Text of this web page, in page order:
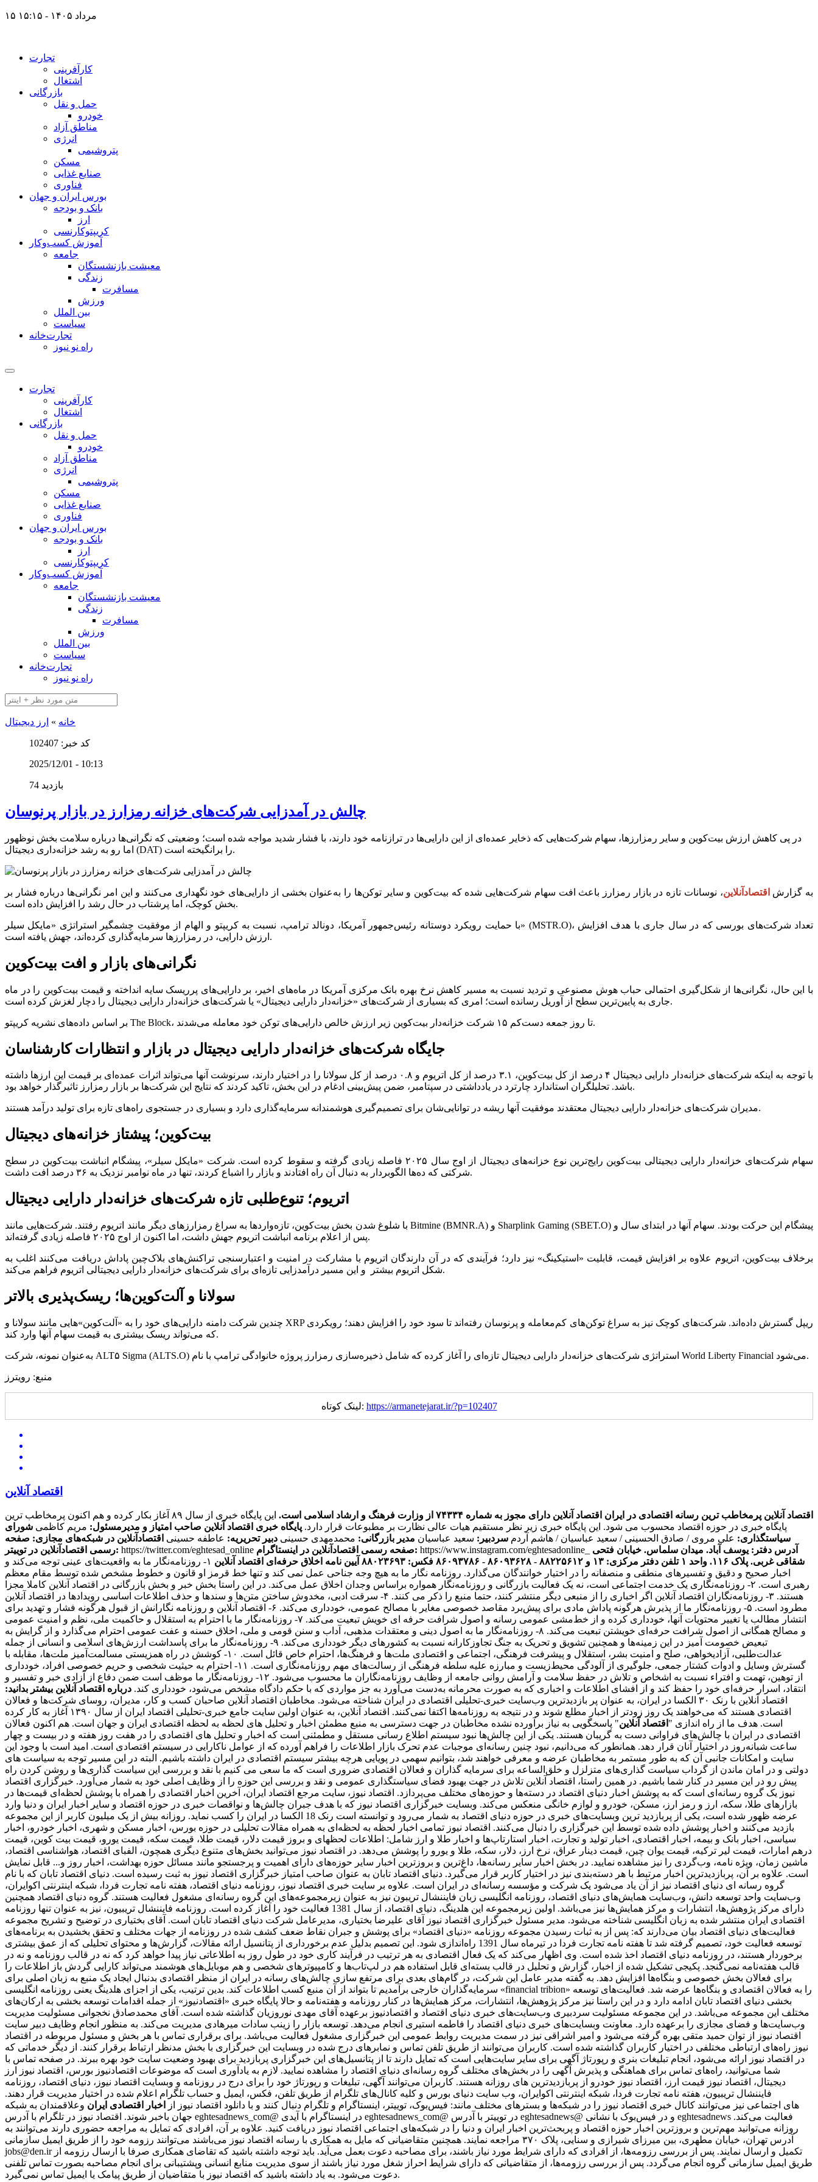
۱۵ مرداد ۱۴۰۵ - ۱۵:۱۵
تجارت
کارآفرینی
اشتغال
بازرگانی
حمل و نقل
خودرو
مناطق آزاد
انرژی
پتروشیمی
مسکن
صنایع غذایی
فناوری
بورس ایران و جهان
بانک و بودجه
ارز
کریپتوکارنسی
آموزش کسب‌وکار
جامعه
معیشت بازنشستگان
زندگی
مسافرت
ورزش
بین الملل
سیاست
تجارت‌خانه
راه نو نیوز
تجارت
کارآفرینی
اشتغال
بازرگانی
حمل و نقل
خودرو
مناطق آزاد
انرژی
پتروشیمی
مسکن
صنایع غذایی
فناوری
بورس ایران و جهان
بانک و بودجه
ارز
کریپتوکارنسی
آموزش کسب‌وکار
جامعه
معیشت بازنشستگان
زندگی
مسافرت
ورزش
بین الملل
سیاست
تجارت‌خانه
راه نو نیوز
خانه » ارز دیجیتال
کد خبر: 102407
2025/12/01 - 10:13
74 بازدید
چالش در آمدزایی شرکت‌های خزانه رمزارز در بازار پرنوسان
در پی کاهش ارزش بیت‌کوین و سایر رمزارزها، سهام شرکت‌هایی که ذخایر عمده‌ای از این دارایی‌ها در ترازنامه خود دارند، با فشار شدید مواجه شده است؛ وضعیتی که نگرانی‌ها درباره سلامت بخش نوظهور
اما رو به رشد خزانه‌داری دیجیتال (DAT) را برانگیخته است.
به گزارش اقتصادآنلاین، نوسانات تازه در بازار رمزارز باعث افت سهام شرکت‌هایی شده که بیت‌کوین و سایر توکن‌ها را به‌عنوان بخشی از دارایی‌های خود نگهداری می‌کنند و این امر نگرانی‌ها درباره فشار بر
بخش کوچک، اما پرشتاب در حال رشد را افزایش داده است.
با حمایت رویکرد دوستانه رئیس‌جمهور آمریکا، دونالد ترامپ، نسبت به کریپتو و الهام از موفقیت چشمگیر استراتژی «مایکل سیلر» (MSTR.O)، تعداد شرکت‌های بورسی که در سال جاری با هدف افزایش
ارزش دارایی، در رمزارز‌ها سرمایه‌گذاری کرده‌اند، جهش یافته است.
نگرانی‌های بازار و افت بیت‌کوین
با این حال، نگرانی‌ها از شکل‌گیری احتمالی حباب هوش مصنوعی و تردید نسبت به مسیر کاهش نرخ بهره بانک مرکزی آمریکا در ماه‌های اخیر، بر دارایی‌های پرریسک سایه انداخته و قیمت بیت‌کوین را در ماه
جاری به پایین‌ترین سطح از آوریل رسانده است؛ امری که بسیاری از شرکت‌های «خزانه‌دار دارایی دیجیتال» یا شرکت‌های خزانه‌دار دارایی دیجیتال را دچار لغزش کرده است.
بر اساس داده‌های نشریه کریپتو The Block، تا روز جمعه دست‌کم ۱۵ شرکت خزانه‌دار بیت‌کوین زیر ارزش خالص دارایی‌های توکن خود معامله می‌شدند.
جایگاه شرکت‌های خزانه‌دار دارایی دیجیتال در بازار و انتظارات کارشناسان
با توجه به اینکه شرکت‌های خزانه‌دار دارایی دیجیتال ۴ درصد از کل بیت‌کوین، ۳.۱ درصد از کل اتریوم و ۰.۸ درصد از کل سولانا را در اختیار دارند، سرنوشت آنها می‌تواند اثرات عمده‌ای بر قیمت این ارز‌ها داشته
باشد. تحلیلگران استاندارد چارترد در یادداشتی در سپتامبر، ضمن پیش‌بینی ادغام در این بخش، تاکید کردند که نتایج این شرکت‌ها بر بازار رمزارز تاثیرگذار خواهد بود.
مدیران شرکت‌های خزانه‌دار دارایی دیجیتال معتقدند موفقیت آنها ریشه در توانایی‌شان برای تصمیم‌گیری هوشمندانه سرمایه‌گذاری دارد و بسیاری در جستجوی راه‌های تازه برای تولید درآمد هستند.
بیت‌کوین؛ پیشتاز خزانه‌های دیجیتال
سهام شرکت‌های خزانه‌دار دارایی دیجیتالی بیت‌کوین رایج‌ترین نوع خزانه‌های دیجیتال از اوج سال ۲۰۲۵ فاصله زیادی گرفته و سقوط کرده است. شرکت «مایکل سیلر»، پیشگام انباشت بیت‌کوین در سطح
شرکتی که ده‌ها الگوبردار به دنبال آن راه افتادند و بازار را اشباع کردند، تنها در ماه نوامبر نزدیک به ۳۶ درصد افت داشت.
اتریوم؛ تنوع‌طلبی تازه شرکت‌های خزانه‌دار دارایی دیجیتال
با شلوغ شدن بخش بیت‌کوین، تازه‌وارد‌ها به سراغ رمزارز‌های دیگر مانند اتریوم رفتند. شرکت‌هایی مانند Bitmine (BMNR.A) و Sharplink Gaming (SBET.O) پیشگام این حرکت بودند. سهام آنها در ابتدای سال و
پس از اعلام برنامه انباشت اتریوم جهش داشت، اما اکنون از اوج ۲۰۲۵ فاصله زیادی گرفته‌اند.
برخلاف بیت‌کوین، اتریوم علاوه بر افزایش قیمت، قابلیت «استیکینگ» نیز دارد؛ فرآیندی که در آن دارندگان اتریوم با مشارکت در امنیت و اعتبارسنجی تراکنش‌های بلاک‌چین پاداش دریافت می‌کنند اغلب به
شکل اتریوم بیشتر و این مسیر درآمدزایی تازه‌ای برای شرکت‌های خزانه‌دار دارایی دیجیتالی اتریوم فراهم می‌کند.
سولانا و آلت‌کوین‌ها؛ ریسک‌پذیری بالاتر
چندین شرکت دامنه دارایی‌های خود را به «آلت‌کوین»‌هایی مانند سولانا و XRP ریپل گسترش داده‌اند. شرکت‌های کوچک نیز به سراغ توکن‌های کم‌معامله و پرنوسان رفته‌اند تا سود خود را افزایش دهند؛ رویکردی
که می‌تواند ریسک بیشتری به قیمت سهام آنها وارد کند.
به‌عنوان نمونه، شرکت ALT۵ Sigma (ALTS.O) استراتژی شرکت‌های خزانه‌دار دارایی دیجیتال تازه‌ای را آغاز کرده که شامل ذخیره‌سازی رمزارز پروژه خانوادگی ترامپ با نام World Liberty Financial می‌شود.
منبع: رویترز
لینک کوتاه: https://armanetejarat.ir/?p=102407
اقتصاد آنلاین
اقتصاد آنلاین پرمخاطب ترین رسانه اقتصادی در ایران اقتصاد آنلاین دارای مجوز به شماره ۷۴۳۳۴ از وزارت فرهنگ و ارشاد اسلامی است.
این پایگاه خبری از سال ۸۹ آغاز بکار کرده و هم اکنون پرمخاطب ترین
پایگاه خبری در حوزه اقتصاد محسوب می شود. این پایگاه خبری زیر نظر مستقیم هیات عالی نظارت بر مطبوعات قرار دارد. پایگاه خبری اقتصاد آنلاین صاحب امتیاز و مدیرمسئول: مریم کاظمی شورای
سیاستگذاری: علی مروی / صادق الحسینی / سعید عباسیان / هاشم آردم سردبیر: سعید عباسیان مدیر بازرگانی: محمدمهدی حسینی دبیر تحریریه: عاطفه حسینی اقتصادآنلاین در شبکه‌های مجازی: صفحه
رسمی اقتصادآنلاین در توییتر: https://twitter.com/eghtesad_online صفحه رسمی اقتصادآنلاین در اینستاگرام: https://www.instagram.com/eghtesadonline_ آدرس دفتر: یوسف آباد. میدان سلماس. خیابان فتحی
شقاقی غربی. پلاک ۱۱۶. واحد ۱
تلفن دفتر مرکزی: ۱۳ و ۸۸۲۲۵۶۱۲ - ۸۶۰۹۳۶۲۸ - ۸۶۰۹۳۷۸۶ فکس: ۸۸۰۲۳۶۹۳ آیین نامه اخلاق حرفه‌ای اقتصاد آنلاین
۱- روزنامه‌نگار ما به واقعیت‌های عینی توجه می‌کند و
اخبار صحیح و دقیق و تفسیرهای منطقی و منصفانه را در اختیار خوانندگان می‌گذارد. روزنامه نگار ما به هیچ وجه جناحی عمل نمی کند و تنها خط قرمز او قانون و خطوط مشخص شده توسط مقام معظم
رهبری است. ۲- روزنامه‌نگاری یک خدمت اجتماعی است، نه یک فعالیت بازرگانی و روزنامه‌نگار همواره براساس وجدان اخلاق عمل می‌کند. در این راستا بخش خبر و بخش بازرگانی در اقتصاد آنلاین کاملا مجزا
هستند. ۳- روزنامه‌نگاران اقتصاد آنلاین اگر اخباری را از منبعی دیگر منتشر کنند، حتما منبع را ذکر می کنند. ۴- سرقت ادبی، مخدوش ساختن متن‌ها و سندها و حذف اطلاعات اساسی رویدادها در اقتصاد آنلاین
مطرود است. ۵- روزنامه‌نگار ما از پذیرش هرگونه پاداش مادی برای پیش‌برد مقاصد خصوصی مغایر با مصالح عمومی، خودداری می‌کند. ۶- اقتصاد آنلاین و روزنامه نگارانش از قبول هرگونه فشار و تهدید برای
انتشار مطالب یا تغییر محتویات آنها، خودداری کرده و از خط‌مشی عمومی رسانه و اصول شرافت حرفه ای خویش تبعیت می‌کند. ۷- روزنامه‌نگار ما با احترام به استقلال و حاکمیت ملی، نظم و امنیت عمومی
و مصالح همگانی از اصول شرافت حرفه‌ای خویشتن تبعیت می‌کند. ۸- روزنامه‌نگار ما به اصول دینی و معتقدات مذهبی، آداب و سنن قومی و ملی، اخلاق حسنه و عفت عمومی احترام می‌گذارد و از گرایش به
تبعیض خصومت آمیز در این زمینه‌ها و همچنین تشویق و تحریک به جنگ تجاوزکارانه نسبت به کشورهای دیگر خودداری می‌کند. ۹- روزنامه‌نگار ما برای پاسداشت ارزش‌های اسلامی و انسانی از جمله
عدالت‌طلبی، آزادیخواهی، صلح و امنیت بشر، استقلال و پیشرفت فرهنگی، اجتماعی و اقتصادی ملت‌ها و فرهنگ‌ها، احترام خاص قائل است. ۱۰- کوشش در راه همزیستی مسالمت‌آمیز ملت‌ها، مقابله با
گسترش وسایل و ادوات کشتار جمعی، جلوگیری از آلودگی محیط‌زیست و مبارزه علیه سلطه فرهنگی از رسالت‌های مهم روزنامه‌نگاری است. ۱۱- احترام به حیثیت شخصی و حریم خصوصی افراد، خودداری
از توهین، تهمت و افتراء نسبت به اشخاص و تلاش در حفظ سلامت و آرامش روانی جامعه از وظایف روزنامه‌نگاران ما محسوب می‌شود. ۱۲- روزنامه‌نگار ما موظف است ضمن دفاع از آزادی خبر و تفسیر و
انتقاد، اسرار حرفه‌ای خود را حفظ کند و از افشای اطلاعات و اخباری که به صورت محرمانه به‌دست می‌آورد به جز مواردی که با حکم دادگاه مشخص می‌شود، خودداری کند. درباره اقتصاد آنلاین بیشتر بدانید:
اقتصاد آنلاین با رنک ۳۰ الکسا در ایران، به عنوان پر بازدیدترین وب‌سایت خبری-تحلیلی اقتصادی در ایران شناخته می‌شود. مخاطبان اقتصاد آنلاین صاحبان کسب و کار، مدیران، روسای شرکت‌ها و فعالان
اقتصادی هستند که می‌خواهند یک روز زودتر از اخبار مطلع شوند و در نتیجه به روزنامه‌ها اکتفا نمی‌کنند. اقتصاد آنلاین، به عنوان اولین سایت جامع خبری-تحلیلی اقتصاد ایران از سال ۱۳۹۰ آغاز به کار کرده
است. هدف ما از راه اندازی " اقتصاد آنلاین" پاسخگویی به نیاز برآورده نشده مخاطبان در جهت دسترسی به منبع مطمئن اخبار و تحلیل های لحظه به لحظه اقتصادی ایران و جهان است. هم اکنون فعالان
اقتصادی در ایران با چالش‌های فراوانی دست به گریبان هستند. یکی از این چالش‌ها نبود سیستم اطلاع رسانی مستقل و مطمئنی است که اخبار و تحلیل های اقتصادی را در هفت روز هفته و در بیست و چهار
ساعت شبانه‌روز در اختیار آنان قرار دهد. همانطور که می‌دانیم، نبود چنین رسانه‌ای موجبات عدم تحرک بازار اطلاعات را فراهم آورده که از عوامل ناکارایی در سیستم اقتصادی است. امید است با وجود این
سایت و امکانات جانبی آن که به طور مستمر به مخاطبان عرضه و معرفی خواهند شد، بتوانیم سهمی در پویایی هرچه بیشتر سیستم اقتصادی در ایران داشته باشیم. البته در این مسیر توجه به سیاست های
دولتی و در امان ماندن از گرداب سیاست گذاری‌های متزلزل و خلق‌الساعه برای سرمایه گذاران و فعالان اقتصادی ضروری است که ما سعی می کنیم با نقد و بررسی این سیاست گذاری‌ها و روشن کردن راه
پیش رو در این مسیر در کنار شما باشیم. در همین راستا، اقتصاد آنلاین تلاش در جهت بهبود فضای سیاستگذاری عمومی و نقد و بررسی این حوزه را از وظایف اصلی خود به شمار می‌آورد. خبرگزاری اقتصاد
نیوز یک گروه رسانه‌ای است که به پوشش اخبار دنیای اقتصاد در دسته‌ها و حوزه‌های مختلف می‌پردازد. اقتصاد نیوز، سایت مرجع اقتصاد ایران، آخرین اخبار اقتصادی را همراه با پوشش لحظه‌ای قیمت‌ها در
بازارهای طلا، سکه، ارز و رمز ارز، مسکن، خودرو و لوازم خانگی منعکس می‌کند. وبسایت خبرگزاری اقتصاد نیوز که با هدف جبران چالش‌ها و نواقصات خبری در حوزه اقتصاد و سایر اخبار ایران و دنیا وارد
عرضه ظهور شده است، یکی از پربازدید ترین وبسایت‌های خبری در حوزه دنیای اقتصاد به شمار می‌رود و توانسته است رنک 18 الکسا در ایران را کسب نماید. روزانه بیش از یک میلیون کاربر از این مجموعه
بازدید می‌کنند و اخبار پوشش داده شده توسط این خبرگزاری را دنبال می‌کنند. اقتصاد نیوز تمامی اخبار لحظه به لحظه‌ای به همراه مقالات تحلیلی در حوزه بورس، اخبار مسکن و شهری، اخبار خودرو، اخبار
سیاسی، اخبار بانک و بیمه، اخبار اقتصادی، اخبار تولید و تجارت، اخبار استارتاپ‌ها و اخبار طلا و ارز شامل: اطلاعات لحظهای و بروز قیمت دلار، قیمت طلا، قیمت سکه، قیمت یورو، قیمت بیت کوین، قیمت
درهم امارات، قیمت لیر ترکیه، قیمت یوان چین، قیمت دینار عراق، نرخ ارز، دلار، سکه، طلا و یورو را پوشش می‌دهد. در اقتصاد نیوز می‌توانید بخش‌های متنوع دیگری همچون، الفبای اقتصاد، هواشناسی اقتصاد،
ماشین زمان، ویژه نامه، وب‌گردی را نیز مشاهده نمایید. در بخش اخبار سایر رسانه‌ها، داغ‌ترین و بروزترین اخبار سایر حوزه‌های دارای اهمیت و پرجستجو مانند مسائل حوزه بهداشت، اخبار روز و... قابل نمایش
است. علاوه بر آن، پربازدیدترین اخبار مرتبط با هر دسته‌بندی نیز در اختیار کاربر قرار می‌گیرد. دنیای اقتصاد تابان به عنوان صاحب امتیاز خبرگزاری اقتصاد نیوز به ثبت رسیده است. دنیای اقتصاد تابان که با نام
گروه رسانه ای دنیای اقتصاد نیز از آن یاد می‌شود یک شرکت و مؤسسه رسانه‌ای در ایران است. علاوه بر سایت خبری اقتصاد نیوز، روزنامه دنیای اقتصاد، هفته ‌نامه تجارت فردا، شبکه اینترنتی اکوایران،
وب‌سایت واحد توسعه دانش، وب‌سایت همایش‌های دنیای اقتصاد، روزنامه انگلیسی ‌زبان فایننشال تریبون نیز به عنوان زیرمجموعه‌های این گروه رسانه‌ای مشغول فعالیت هستند. گروه دنیای اقتصاد همچنین
دارای مرکز پژوهش‌ها، انتشارات و مرکز همایش‌ها نیز می‌باشد. اولین زیرمجموعه این هلدینگ، دنیای اقتصاد، از سال 1381 فعالیت خود را آغاز کرده است. روزنامه فایننشال تریبیون، نیز به عنوان تنها روزنامه
اقتصادی ایران منتشر شده به زبان انگلیسی شناخته می‌شود. مدیر مسئول خبرگزاری اقتصاد نیوز آقای علیرضا بختیاری، مدیرعامل شرکت دنیای اقتصاد تابان است. آقای بختیاری در توضیح و تشریح مجموعه
فعالیت‌های دنیای اقتصاد بیان می‌دارند که: پس از به ثبات رسیدن مجموعه روزنامه «دنیای اقتصاد» برای پوشش و جبران نقاط ضعف کشف شده در روزنامه از جهات مختلف و تحقق بخشیدن به برنامه‌های
توسعه فعالیت خود، تصمیم گرفته شد تا هفته نامه تجارت فردا در تیرماه سال 1391 راه‌اندازی شود. این تصمیم بدلیل عدم برخورداری از پتانسیل ارائه مقالات، گزارش‌ها و محتوای تحلیلی که از عمق بیشتری
برخوردار هستند، در روزنامه دنیای اقتصاد اخذ شده است. وی اظهار می‌کند که یک فعال اقتصادی به هر ترتیب در فرآیند کاری خود در طول روز به اطلاعاتی نیاز پیدا خواهد کرد که نه در قالب روزنامه و نه در
قالب هفته‌نامه نمی‌گنجد. پکیجی تشکیل شده از اخبار، گزارش و تحلیل در قالب بسته‌ای قابل استفاده هم در لپ‌تاب‌ها و کامپیوترهای شخصی و هم موبایل‌های هوشمند می‌تواند کارایی گردش باز اطلاعات را
برای فعالان بخش خصوصی و بنگاه‌ها افزایش دهد. به گفته مدیر عامل این شرکت، در گام‌های بعدی برای مرتفع سازی چالش‌های رسانه در ایران از منظر اقتصادی بدنبال ایجاد یک منبع به زبان اصلی برای
سرمایه‌گذاران خارجی برآمدیم تا بتواند از آن منبع کسب اطلاعات کند. بدین ترتیب، یکی از اجزای هلدینگ یعنی روزنامه انگلیسی «financial tribion» را به فعالان اقتصادی و بنگاه‌ها عرضه شد. فعالیت‌های توسعه
بخشی دنیای اقتصاد تابان ادامه دارد و در این راستا نیز مرکز پژوهش‌ها، انتشارات، مرکز همایش‌ها در کنار روزنامه و هفته‌نامه و حالا پایگاه خبری «اقتصادنیوز» از جمله اقدامات توسعه بخشی به ارکان‌های
مختلف این مجموعه می‌باشد. در این مجموعه مسئولیت سردبیری وب‌سایت‌های خبری دنیای اقتصاد و اقتصادنیوز برعهده آقای مهدی نوروزیان گذاشته شده است. آقای محمدصادق نخجوانی مسئولیت مدیریت
وب‌سایت‌ها و فضای مجازی را برعهده دارد. معاونت وبسایت‌های خبری دنیای اقتصاد را فاطمه استیری انجام می‌دهد. توسعه بازار را زینب سادات میرهادی مدیریت می‌کند. به منظور انجام وظایف دبیر سایت
اقتصاد نیوز از توان حمید متقی بهره گرفته می‌شود و امیر اشراقی نیز در سمت مدیریت روابط عمومی این خبرگزاری مشغول فعالیت می‌باشد. برای برقراری تماس با هر بخش و مسئول مربوطه در اقتصاد
نیوز راه‌های ارتباطی مختلفی در اختیار کاربران گذاشته شده است. کاربران می‌توانند از طریق تلفن تماس و نمابرهای درج شده در وبسایت این خبرگزاری با بخش مدنظر ارتباط برقرار کنند. از دیگر خدماتی که
در اقتصاد نیوز ارائه می‌شود، انجام تبلیغات بنری و رپورتاژ آگهی برای سایر سایت‌هایی است که تمایل دارند تا از پتانسیل‌های این خبرگزاری پربازدید برای بهبود وضعیت سایت خود بهره ببرند. در صفحه تماس با
شما می‌توانید، راه‌های تماس برای هماهنگی و پذیرش آگهی را در بخش‌های مختلف گروه رسانه‌ای دنیای اقتصاد را مشاهده نمایید. لازم به یادآوری است که موضوعات اقتصادنیوز بورس، اقتصاد نیوز ارز
دیجیتال، اقتصاد نیوز قیمت ارز، اقتصاد نیوز خودرو از پربازدیدترین های روزانه هستند. کاربران می‌توانند آگهی، تبلیغات و رپورتاژ خود را برای درج در روزنامه و وبسایت اقتصاد نیوز، دنیای اقتصاد، روزنامه
فایننشال تریبیون، هفته نامه تجارت فردا، شبکه اینترنتی اکوایران، وب سایت دنیای بورس و کلیه کانال‌های تلگرام از طریق تلفن، فکس، ایمیل و حساب تلگرام اعلام شده در اختیار مدیریت قرار دهند.
علاقمندان به شبکه‎‌های اجتماعی نیز می‌توانند کانال خبری اقتصاد نیوز را در شبکه‌ها و بسترهای مختلف مانند: فیس‌بوک، توییتر، اینستاگرام و تلگرام دنبال کنند و با دانلود اقتصاد نیوز از
اخبار اقتصادی ایران و
جهان باخبر شوند. اقتصاد نیوز در تلگرام با آدرس eghtesadnews_com@ در اینستاگرام با آیدی eghtesadnews_com@ در توییتر با آدرس eghtesadnews@ و در فیس‌بوک با نشانی eghtesadnews فعالیت می‌کند.
روزانه می‌توانید مهم‌ترین و بروزترین اخبار حوزه اقتصاد و پربحث‌ترین اخبار ایران و دنیا را در شبکه‌های اجتماعی اقتصاد نیوز دریافت کنید. علاوه بر آن، افرادی که تمایل به مراجعه حضوری دارند می‌توانند به
آدرس تهران، خیابان مطهری، بین میرزای شیرازی و سنایی، پلاک ۳۷۰ مراجعه نمایند. همچنین متقاضیانی که مایل به همکاری با رسانه‌ اقتصاد نیوز می‌باشند می‌توانند رزومه خود را از طریق ایمیل سازمانی
jobs@den.ir تکمیل و ارسال نمایند. پس از بررسی رزومه‌ها، از افرادی که دارای شرایط مورد نیاز باشند، برای مصاحبه دعوت بعمل می‌آید. باید توجه داشته باشید که تقاضای همکاری صرفا با ارسال رزومه از
طریق ایمیل سازمانی گروه انجام می‌گردد. پس از بررسی رزومه‌ها، از متقاضیانی که دارای شرایط احراز شغل مورد نیاز باشند از سوی مدیریت منابع انسانی وپشتیبانی برای انجام مصاحبه بصورت تماس تلفنی
دعوت می‌شود. به یاد داشته باشید که اقتصاد نیوز با متقاضیان از طریق پیامک یا ایمیل تماس نمی‌گیرد.